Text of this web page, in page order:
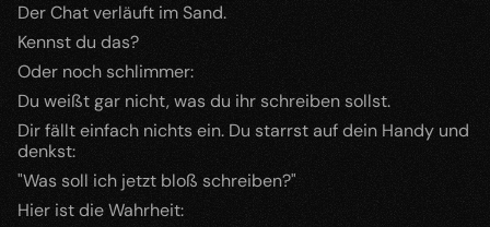
Der Chat verläuft im Sand.
Kennst du das?
Oder noch schlimmer:
Du weißt gar nicht, was du ihr schreiben sollst.
Dir fällt einfach nichts ein. Du starrst auf dein Handy und
denkst:
"Was soll ich jetzt bloß schreiben?"
Hier ist die Wahrheit: